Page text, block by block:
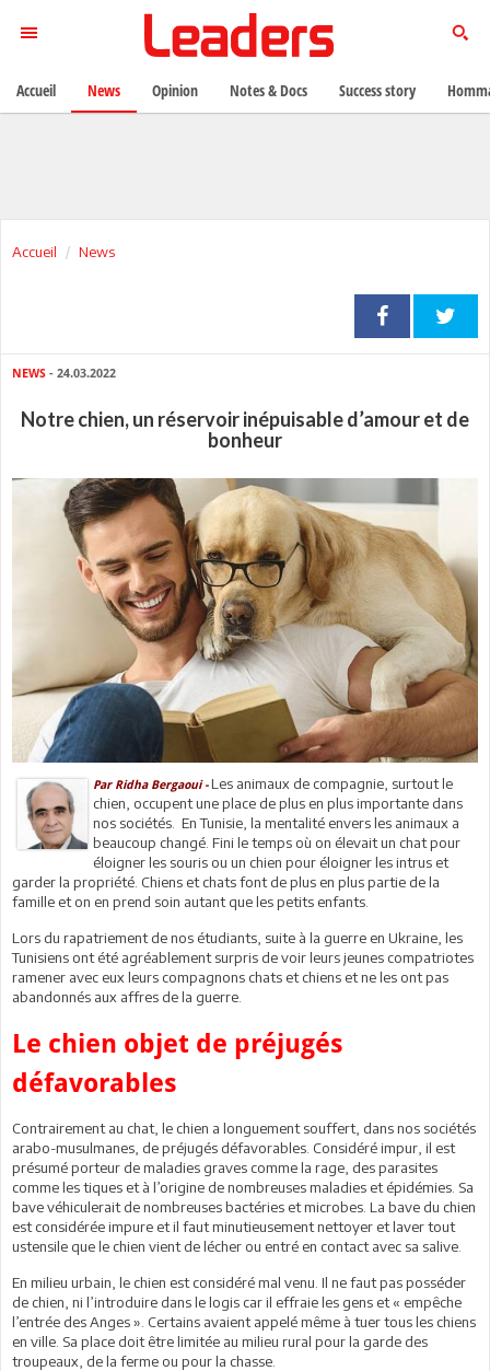
Accueil News
NEWS - 24.03.2022
Notre chien, un réservoir inépuisable d’amour et de
bonheur
Par Ridha Bergaoui -Les animaux de compagnie, surtout le
chien, occupent une place de plus en plus importante dans
nos sociétés. En Tunisie, la mentalité envers les animaux a
beaucoup changé. Fini le temps où on élevait un chat pour
éloigner les souris ou un chien pour éloigner les intrus et
garder la propriété. Chiens et chats font de plus en plus partie de la
famille et on en prend soin autant que les petits enfants.
Lors du rapatriement de nos étudiants, suite à la guerre en Ukraine, les
Tunisiens ont été agréablement surpris de voir leurs jeunes compatriotes
ramener avec eux leurs compagnons chats et chiens et ne les ont pas
abandonnés aux affres de la guerre.
Le chien objet de préjugés
défavorables
Contrairement au chat, le chien a longuement souffert, dans nos sociétés
arabo-musulmanes, de préjugés défavorables. Considéré impur, il est
présumé porteur de maladies graves comme la rage, des parasites
comme les tiques et à l’origine de nombreuses maladies et épidémies. Sa
bave véhiculerait de nombreuses bactéries et microbes. La bave du chien
est considérée impure et il faut minutieusement nettoyer et laver tout
ustensile que le chien vient de lécher ou entré en contact avec sa salive.
En milieu urbain, le chien est considéré mal venu. Il ne faut pas posséder
de chien, ni l’introduire dans le logis car il effraie les gens et « empêche
l’entrée des Anges ». Certains avaient appelé même à tuer tous les chiens
en ville. Sa place doit être limitée au milieu rural pour la garde des
troupeaux, de la ferme ou pour la chasse.
Accueil News Opinion Notes & Docs Success story